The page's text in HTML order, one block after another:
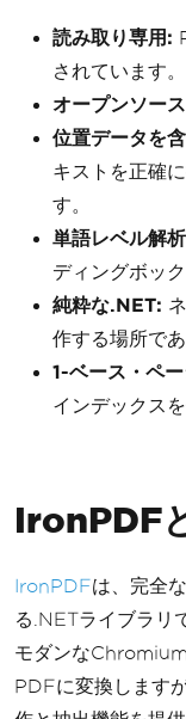
読み取り専用:
されています。
オープンソー
位置データを
キストを正確
す。
単語レベル解析
ディングボッ
純粋な.NET:
作する場所で
1-ベース・ペ
インデックス
IronPDF
IronPDFは、完全
る.NETライブラリ
モダンな
PDFに変換しますが